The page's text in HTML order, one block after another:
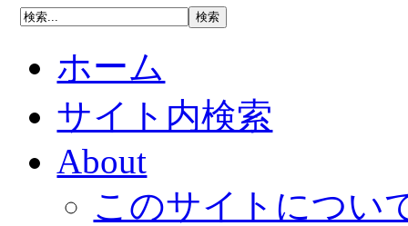
ホーム
サイト内検索
About
このサイトについ